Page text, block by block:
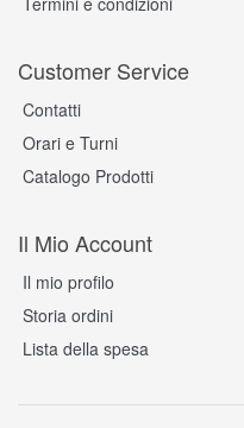
Customer Service
Contatti
Orari e Turni
Catalogo Prodotti
Il Mio Account
Il mio profilo
Storia ordini
Lista della spesa